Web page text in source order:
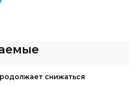
снижаться